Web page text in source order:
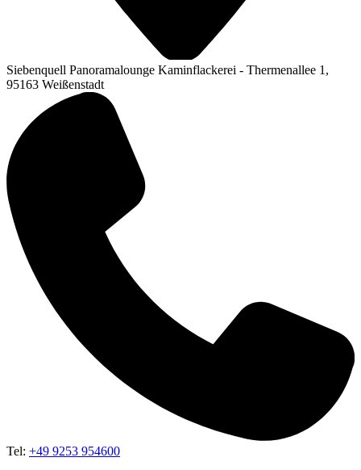
Siebenquell Panoramalounge Kaminflackerei - Thermenallee 1,
95163 Weißenstadt
Tel: +49 9253 954600